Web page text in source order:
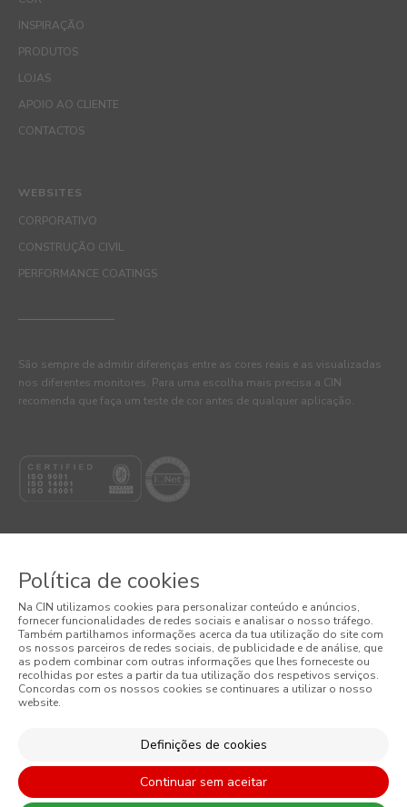
INSPIRAÇÃO
PRODUTOS
LOJAS
APOIO AO CLIENTE
CONTACTOS
WEBSITES
CORPORATIVO
CONSTRUÇÃO CIVIL
PERFORMANCE COATINGS
São sempre de admitir diferenças entre as cores reais e as visualizadas
nos diferentes monitores. Para uma escolha mais precisa a CIN
recomenda que faça um teste de cor antes de qualquer aplicação.
Termos e Condições
Política de Privacidade
Política de Cookies
Condições Gerais de Venda
Política de cookies
Na CIN utilizamos cookies para personalizar conteúdo e anúncios,
fornecer funcionalidades de redes sociais e analisar o nosso tráfego.
Também partilhamos informações acerca da tua utilização do site com
os nossos parceiros de redes sociais, de publicidade e de análise, que
as podem combinar com outras informações que lhes forneceste ou
recolhidas por estes a partir da tua utilização dos respetivos serviços.
Concordas com os nossos cookies se continuares a utilizar o nosso
website.
Definições de cookies
Continuar sem aceitar